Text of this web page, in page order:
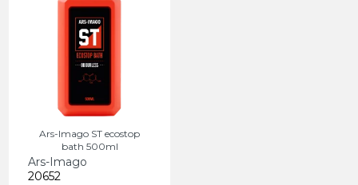
Ars-Imago ST ecostop
bath 500ml
Ars-Imago
20652